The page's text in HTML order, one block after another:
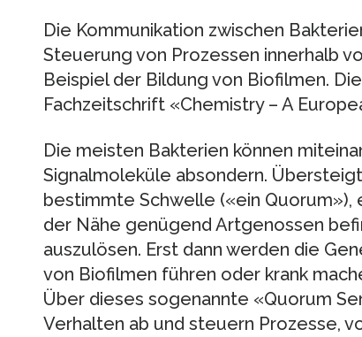
Die Kommunikation zwischen
Steuerung von Prozessen innerhalb
Beispiel der Bildung von Biofilmen.
Fachzeitschrift «Chemistry – A
Die meisten Bakterien können
Signalmoleküle absondern.
bestimmte Schwelle («ein Quorum»),
der Nähe genügend Artgenossen
auszulösen. Erst dann werden die
von Biofilmen führen oder krank
Über dieses sogenannte «Quorum
Verhalten ab und steuern Prozesse,